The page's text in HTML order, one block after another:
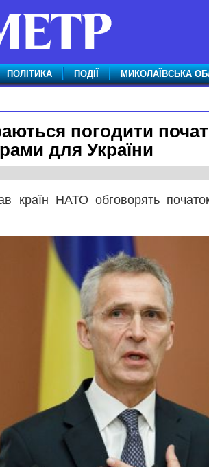
ПОЛІТИКА ПОДІЇ МИКОЛАЇВСЬКА
погодити
для України
країн НАТО обговорять